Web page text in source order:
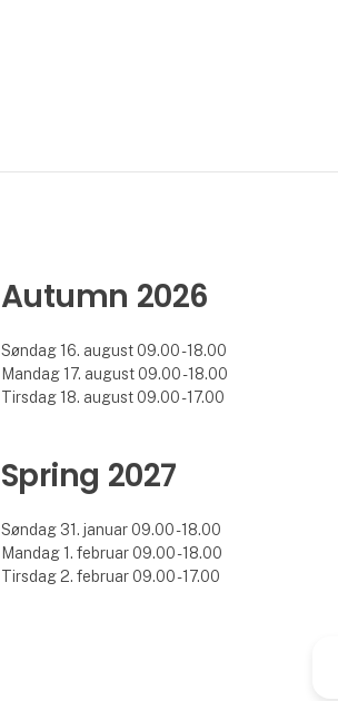
Autumn 2026
Søndag 16. august 09.00 - 18.00
Mandag 17. august 09.00 - 18.00
Tirsdag 18. august 09.00 - 17.00
Spring 2027
Søndag 31. januar 09.00 - 18.00
Mandag 1. februar 09.00 - 18.00
Tirsdag 2. februar 09.00 - 17.00